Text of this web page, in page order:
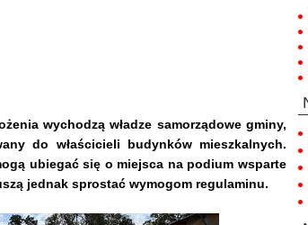
wychodzą władze samorządowe gminy,
do właścicieli budynków mieszkalnych.
ubiegać się o miejsca na podium wsparte
jednak sprostać wymogom regulaminu.